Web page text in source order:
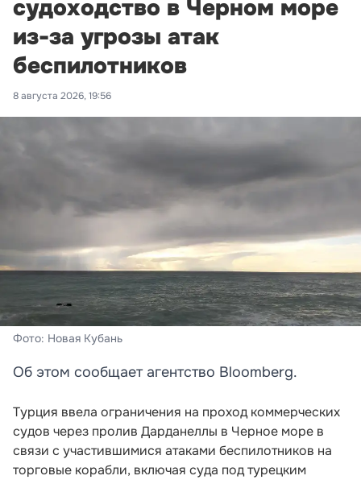
судоходство в Черном море
из-за угрозы атак
беспилотников
8 августа 2026, 19:56
Фото: Новая Кубань
Об этом сообщает агентство Bloomberg.
Турция ввела ограничения на проход коммерческих
судов через пролив Дарданеллы в Черное море в
связи с участившимися атаками беспилотников на
торговые корабли, включая суда под турецким